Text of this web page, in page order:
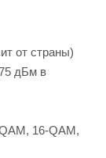
от страны)
дБм в
16-QAM,